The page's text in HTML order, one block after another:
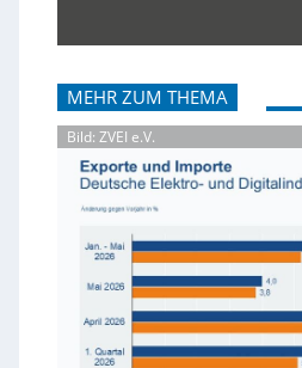
MEHR ZUM THEMA
Bild: ZVEI e.V.